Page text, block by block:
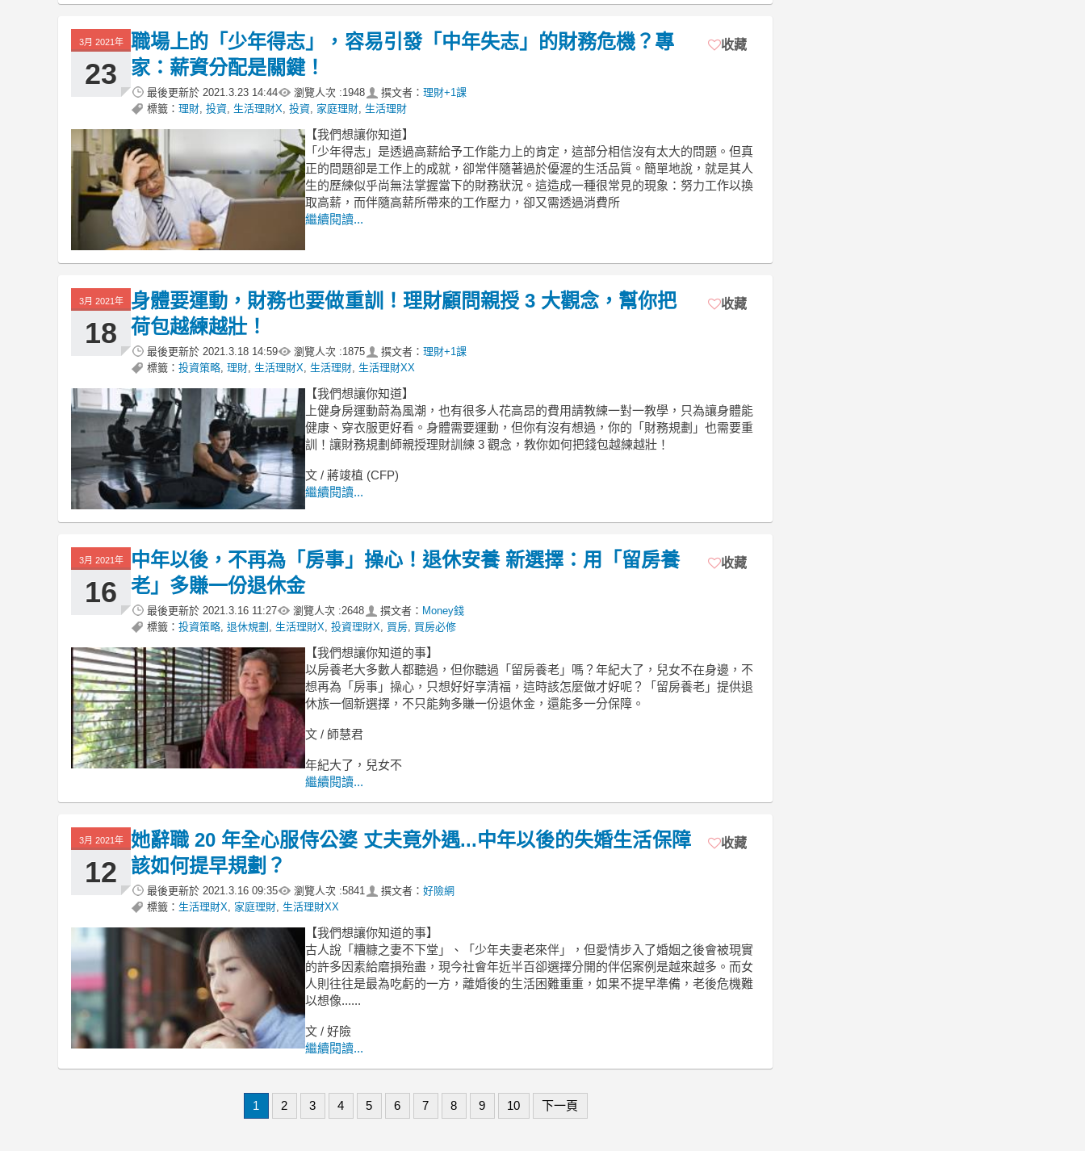
3月 2021年
23
職場上的「少年得志」，容易引發「中年失志」的財務危機？專
家：薪資分配是關鍵！
最後更新於 2021.3.23 14:44 瀏覽人次 :1948 撰文者： 理財+1課
標籤： 理財 投資 生活理財X 投資 家庭理財 生活理財
收藏
【我們想讓你知道】
「少年得志」是透過高薪給予工作能力上的肯定，這部分相信沒有太大的問題。但真
正的問題卻是工作上的成就，卻常伴隨著過於優渥的生活品質。簡單地說，就是其人
生的歷練似乎尚無法掌握當下的財務狀況。這造成一種很常見的現象：努力工作以換
取高薪，而伴隨高薪所帶來的工作壓力，卻又需透過消費所
繼續閱讀...
3月 2021年
18
身體要運動，財務也要做重訓！理財顧問親授 3 大觀念，幫你把
荷包越練越壯！
最後更新於 2021.3.18 14:59 瀏覽人次 :1875 撰文者： 理財+1課
標籤： 投資策略 理財 生活理財X 生活理財 生活理財XX
收藏
【我們想讓你知道】
上健身房運動蔚為風潮，也有很多人花高昂的費用請教練一對一教學，只為讓身體能
健康、穿衣服更好看。身體需要運動，但你有沒有想過，你的「財務規劃」也需要重
訓！讓財務規劃師親授理財訓練 3 觀念，教你如何把錢包越練越壯！
文 / 蔣竣植 (CFP)
繼續閱讀...
3月 2021年
16
中年以後，不再為「房事」操心！退休安養 新選擇：用「留房養
老」多賺一份退休金
最後更新於 2021.3.16 11:27 瀏覽人次 :2648 撰文者： Money錢
標籤： 投資策略 退休規劃 生活理財X 投資理財X 買房 買房必修
收藏
【我們想讓你知道的事】
以房養老大多數人都聽過，但你聽過「留房養老」嗎？年紀大了，兒女不在身邊，不
想再為「房事」操心，只想好好享清福，這時該怎麼做才好呢？「留房養老」提供退
休族一個新選擇，不只能夠多賺一份退休金，還能多一分保障。
文 / 師慧君
年紀大了，兒女不
繼續閱讀...
3月 2021年
12
她辭職 20 年全心服侍公婆 丈夫竟外遇...中年以後的失婚生活保障
該如何提早規劃？
最後更新於 2021.3.16 09:35 瀏覽人次 :5841 撰文者： 好險網
標籤： 生活理財X 家庭理財 生活理財XX
收藏
【我們想讓你知道的事】
古人說「糟糠之妻不下堂」、「少年夫妻老來伴」，但愛情步入了婚姻之後會被現實
的許多因素給磨損殆盡，現今社會年近半百卻選擇分開的伴侶案例是越來越多。而女
人則往往是最為吃虧的一方，離婚後的生活困難重重，如果不提早準備，老後危機難
以想像......
文 / 好險
繼續閱讀...
1 2 3 4 5 6 7 8 9 10 下一頁